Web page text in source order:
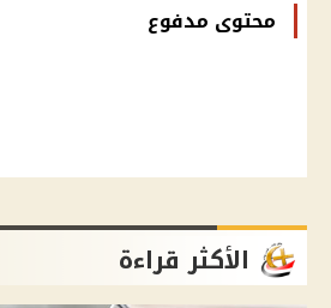
محتوى مدفوع
الأكثر قراءة